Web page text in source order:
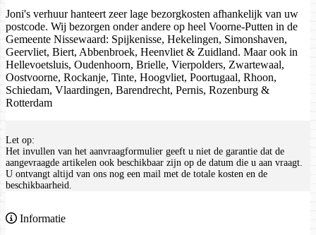
Joni's verhuur hanteert zeer lage bezorgkosten afhankelijk van uw
postcode. Wij bezorgen onder andere op heel Voorne-Putten in de
Gemeente Nissewaard: Spijkenisse, Hekelingen, Simonshaven,
Geervliet, Biert, Abbenbroek, Heenvliet & Zuidland. Maar ook in
Hellevoetsluis, Oudenhoorn, Brielle, Vierpolders, Zwartewaal,
Oostvoorne, Rockanje, Tinte, Hoogvliet, Poortugaal, Rhoon,
Schiedam, Vlaardingen, Barendrecht, Pernis, Rozenburg &
Rotterdam
Let op:
Het invullen van het aanvraagformulier geeft u niet de garantie dat de
aangevraagde artikelen ook beschikbaar zijn op de datum die u aan vraagt.
U ontvangt altijd van ons nog een mail met de totale kosten en de
beschikbaarheid.
Informatie